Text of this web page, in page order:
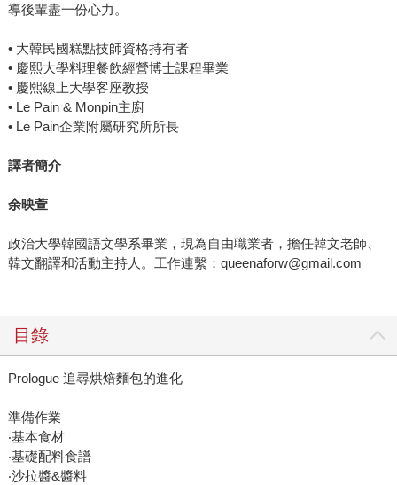
導後輩盡一份心力。
• 大韓民國糕點技師資格持有者
• 慶熙大學料理餐飲經營博士課程畢業
• 慶熙線上大學客座教授
• Le Pain & Monpin主廚
• Le Pain企業附屬研究所所長
譯者簡介
余映萱
政治大學韓國語文學系畢業，現為自由職業者，擔任韓文老師、
韓文翻譯和活動主持人。工作連繫：queenaforw@gmail.com
目錄
Prologue 追尋烘焙麵包的進化
準備作業
‧基本食材
‧基礎配料食譜
‧沙拉醬&醬料